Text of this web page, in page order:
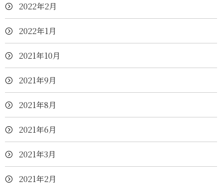
2022年2月
2022年1月
2021年10月
2021年9月
2021年8月
2021年6月
2021年3月
2021年2月